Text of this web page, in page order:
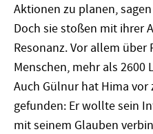
Aktionen zu planen,
Doch sie stoßen mit ihrer
Resonanz. Vor allem über
Menschen, mehr als
Auch Gülnur hat Hima
gefunden: Er wollte sein
mit seinem Glauben